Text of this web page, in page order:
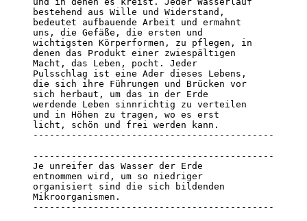
bestehend aus Wille und Widerstand,
bedeutet aufbauende Arbeit und ermahnt
uns, die Gefäße, die ersten und
wichtigsten Körperformen, zu pflegen, in
denen das Produkt einer zwiespältigen
Macht, das Leben, pocht. Jeder
Pulsschlag ist eine Ader dieses Lebens,
die sich ihre Führungen und Brücken vor
sich herbaut, um das in der Erde
werdende Leben sinnrichtig zu verteilen
und in Höhen zu tragen, wo es erst
licht, schön und frei werden kann.
--------------------------------------------
--------------------------------------------
Je unreifer das Wasser der Erde
entnommen wird, um so niedriger
organisiert sind die sich bildenden
Mikroorganismen.
--------------------------------------------